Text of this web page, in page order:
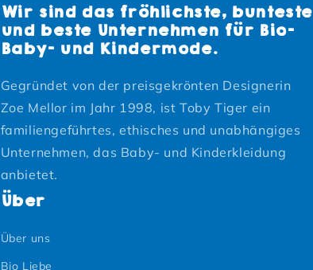
Wir sind das fröhlichste, bunteste
und beste Unternehmen für Bio-
Baby- und Kindermode.
Gegründet von der preisgekrönten Designerin
Zoe Mellor im Jahr 1998, ist Toby Tiger ein
familiengeführtes, ethisches und unabhängiges
Unternehmen, das Baby- und Kinderkleidung
anbietet.
Über
Über uns
Bio Liebe